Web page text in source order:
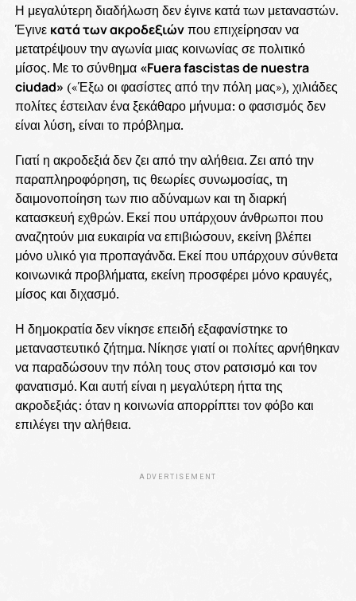
Η μεγαλύτερη διαδήλωση δεν έγινε κατά των μεταναστών.
Έγινε κατά των ακροδεξιώνπου επιχείρησαν να
μετατρέψουν την αγωνία μιας κοινωνίας σε πολιτικό
μίσος. Με το σύνθημα «Fuera fascistas de nuestra
ciudad» («Έξω οι φασίστες από την πόλη μας»), χιλιάδες
πολίτες έστειλαν ένα ξεκάθαρο μήνυμα: ο φασισμός δεν
είναι λύση, είναι το πρόβλημα.
Γιατί η ακροδεξιά δεν ζει από την αλήθεια. Ζει από την
παραπληροφόρηση, τις θεωρίες συνωμοσίας, τη
δαιμονοποίηση των πιο αδύναμων και τη διαρκή
κατασκευή εχθρών. Εκεί που υπάρχουν άνθρωποι που
αναζητούν μια ευκαιρία να επιβιώσουν, εκείνη βλέπει
μόνο υλικό για προπαγάνδα. Εκεί που υπάρχουν σύνθετα
κοινωνικά προβλήματα, εκείνη προσφέρει μόνο κραυγές,
μίσος και διχασμό.
Η δημοκρατία δεν νίκησε επειδή εξαφανίστηκε το
μεταναστευτικό ζήτημα. Νίκησε γιατί οι πολίτες αρνήθηκαν
να παραδώσουν την πόλη τους στον ρατσισμό και τον
φανατισμό. Και αυτή είναι η μεγαλύτερη ήττα της
ακροδεξιάς: όταν η κοινωνία απορρίπτει τον φόβο και
επιλέγει την αλήθεια.
ADVERTISEMENT